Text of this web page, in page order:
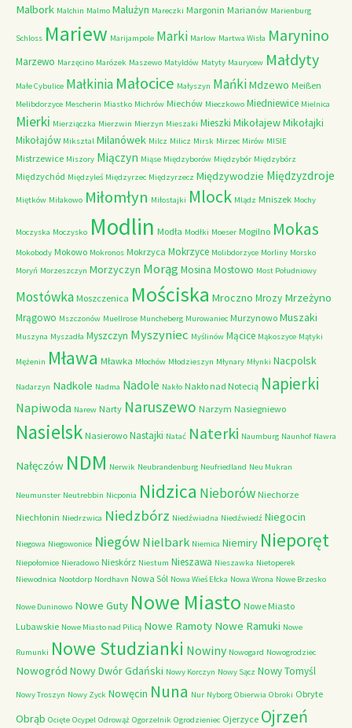
Malbork Malchin Malmo Malużyn Mareczki Margonin Marianów Marienburg
Schloss Mariew Marijampole Marki Marlow Martwa Wisła Marynino
Marzewo Marzęcino Marózek Maszewo Matyldów Matyty Maurycew Małdyty
Małe Cybulice Małkinia Małocice Małyszyn MańkiMdzewo Meißen
Melibdorzyce Mescherin Miastko Michrów Miechów Mieczkowo Miedniewice Mielnica
Mierki Mierziączka Mierzwin Mierzyn Mieszaki Mieszki MikołajewMikołajki
Mikołajów Miksztal Milanówek Milcz Milicz Mirsk Mirzec Mirów MISIE
Mistrzewice Miszory Miączyn Miąse Międzyborów Międzybór Międzybórz
Międzychód Międzyleś Międzyrzec Międzyrzecz Międzywodzie Międzyzdroje
Miętków Miłakowo Miłomłyn Miłostajki Mlock Mlądz Mniszek Mochy
Moczyska Moczysko Modlin Modła Modłki Moeser Mogilno Mokas
Mokobody Mokowo Mokronos Mokrzyca Mokrzyce Molibdorzyce Morliny Morsko
Moryń Morzeszczyn Morzyczyn MorągMosina Mostowo Most Południowy
Mostówka Moszczenica Mościska Mroczno Mrozy Mrzeżyno
Mrągowo Mszczonów Muellrose Muncheberg Murowaniec Murzynowo Muszaki
Muszyna Myszadła Myszczyn Myszyniec Myślinów Mącice Mąkoszyce Mątyki
Mężenin Mława Mławka Młochów Młodzieszyn Młynary Młynki Nacpolsk
Nadarzyn Nadkole Nadma Nadole Nakło Nakło nad Notecią Napierki
Napiwoda Narew Narty Naruszewo Narzym Nasiegniewo
Nasielsk Nasierowo Nastajki Natać Naterki Naumburg Naunhof Nawra
Nałęczów NDM Nerwik Neubrandenburg Neufriedland Neu Mukran
Neumunster Neutrebbin Nicponia Nidzica Nieborów Niechorze
Niechłonin Niedrzwica Niedzbórz Niedźwiadna Niedźwiedź Niegocin
Niegowa Niegowonice Niegów Nielbark Niemica Niemiry Nieporęt
Niepołomice Nieradowo Nieskórz Niestum Nieszawa Nieszawka Nietoperek
Niewodnica Nootdorp Nordhavn Nowa Sól Nowa Wieś Ełcka Nowa Wrona Nowe Brzesko
Nowe Duninowo Nowe Guty Nowe Miasto Nowe Miasto
Lubawskie Nowe Miasto nad Pilicą Nowe Ramoty Nowe Ramuki Nowe
Rumunki Nowe Studzianki Nowiny Nowogard Nowogrodziec
Nowogród Nowy Dwór Gdański Nowy Korczyn Nowy Sącz Nowy Tomyśl
Nowy Troszyn Nowy Zyck Nowęcin Nuna Nur Nyborg Obierwia Obroki Obryte
Obrąb Ocięte Ocypel Odrowąż Ogorzelnik Ogrodzieniec Ojerzyce Ojrzeń